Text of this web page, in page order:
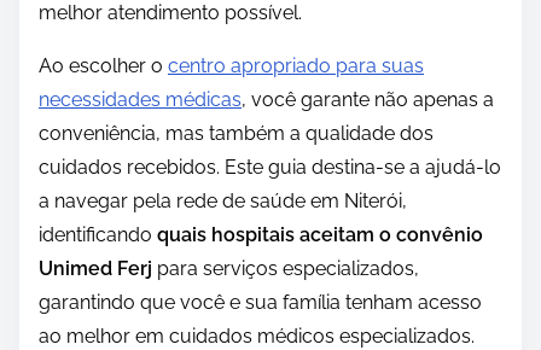
melhor atendimento possível.
Ao escolher o centro apropriado para suas
necessidades médicas, você garante não apenas a
conveniência, mas também a qualidade dos
cuidados recebidos. Este guia destina-se a ajudá-lo
a navegar pela rede de saúde em Niterói,
identificando quais hospitais aceitam o convênio
Unimed Ferj para serviços especializados,
garantindo que você e sua família tenham acesso
ao melhor em cuidados médicos especializados.